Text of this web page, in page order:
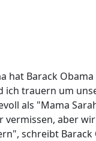
hat Barack
ich trauern um
als "Mama
vermissen, aber
schreibt Barack